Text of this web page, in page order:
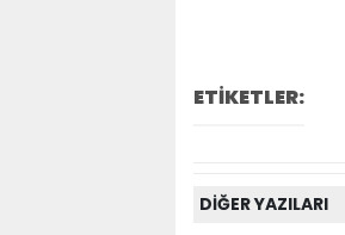
ETİKETLER:
DİĞER YAZILARI